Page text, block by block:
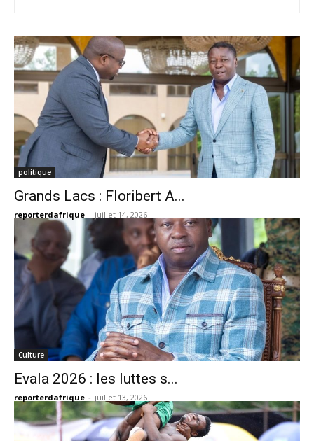
politique
Grands Lacs : Floribert A...
reporterdafrique - juillet 14, 2026
Culture
Evala 2026 : les luttes s...
reporterdafrique - juillet 13, 2026